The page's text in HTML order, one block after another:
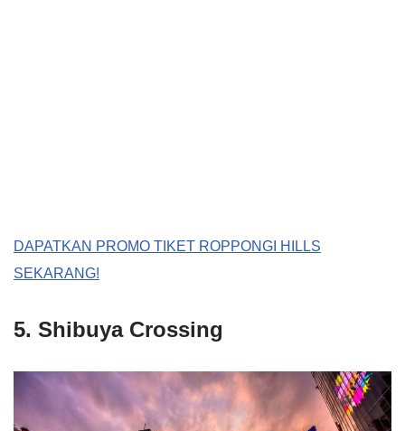
DAPATKAN PROMO TIKET ROPPONGI HILLS
SEKARANG!
5. Shibuya Crossing